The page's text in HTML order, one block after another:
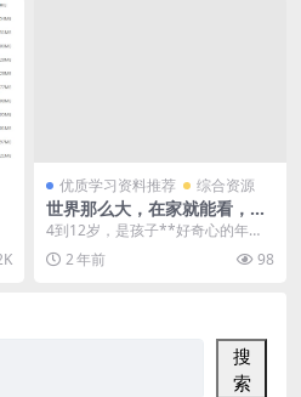
优质学习资料推荐 综合资源
世界那么大，在家就能看，
「萌眼看世界」百度网盘下载
自然地理大巡游4-12岁
4到12岁，是孩子**好奇心的年
龄。这个时候的孩子，对新鲜事物
和有趣知识非常渴望...
2 年前 98
搜
索